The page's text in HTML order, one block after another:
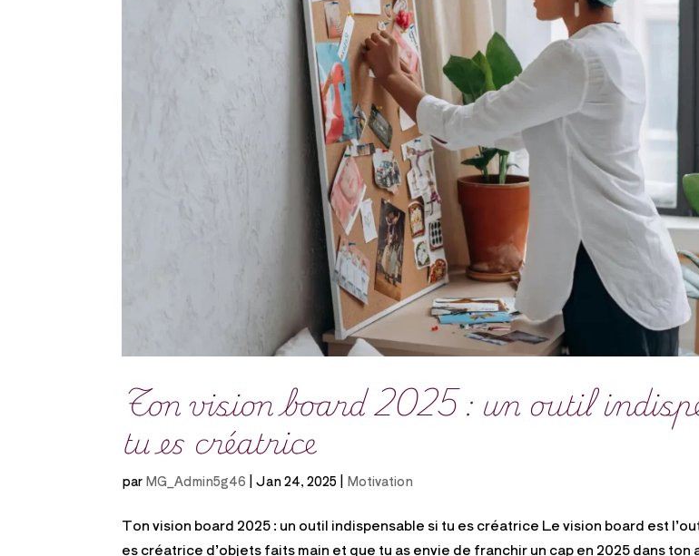
Ton vision board 2025 : un outil
tu es créatrice
par MG_Admin5g46 |Jan 24, 2025 Motivation
Ton vision board 2025 : un outil indispensable si tu es créatrice Le vision board est
es créatrice d’objets faits main et que tu as envie de franchir un cap en 2025 dans